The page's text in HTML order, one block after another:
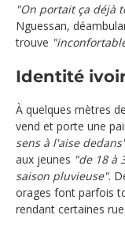
"On portait ça déjà
Nguessan,
trouve
Identité
À quelques mètres
vend et porte une
sens à l'aise
aux jeunes "de 18 à
saison pluvieuse".
orages font parfois
rendant certaines